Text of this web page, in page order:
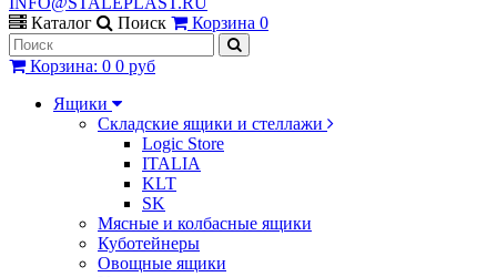
Каталог
Поиск Корзина 0
Корзина: 0 0 руб
Ящики
Складские ящики и стеллажи
Logic Store
ITALIA
KLT
SK
Мясные и колбасные ящики
Куботейнеры
Овощные ящики